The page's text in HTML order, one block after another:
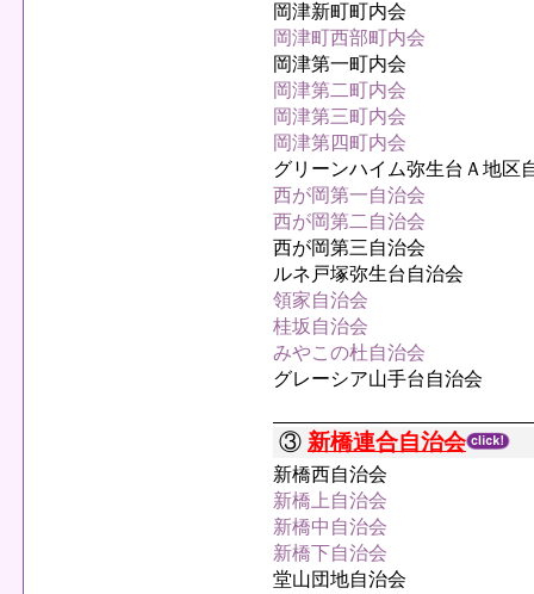
岡津新町町内会
岡津町西部町内会
岡津第一町内会
岡津第二町内会
岡津第三町内会
岡津第四町内会
グリーンハイム弥生台Ａ地区
西が岡第一自治会
西が岡第二自治会
西が岡第三自治会
ルネ戸塚弥生台自治会
領家自治会
桂坂自治会
みやこの杜自治会
グレーシア山手台自治会
③ 新橋連合自治会
新橋西自治会
新橋上自治会
新橋中自治会
新橋下自治会
堂山団地自治会